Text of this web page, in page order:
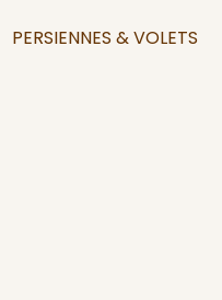
PERSIENNES & VOLETS